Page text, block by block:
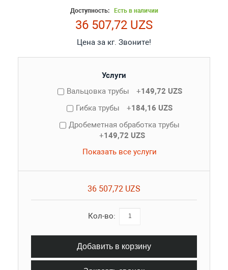
Доступность: Есть в наличии
36 507,72 UZS
Цена за кг. Звоните!
Услуги
Вальцовка трубы
+149,72 UZS
Гибка трубы
+184,16 UZS
Дробеметная обработка трубы
+149,72 UZS
Показать все услуги
36 507,72 UZS
Кол-во:
Добавить в корзину